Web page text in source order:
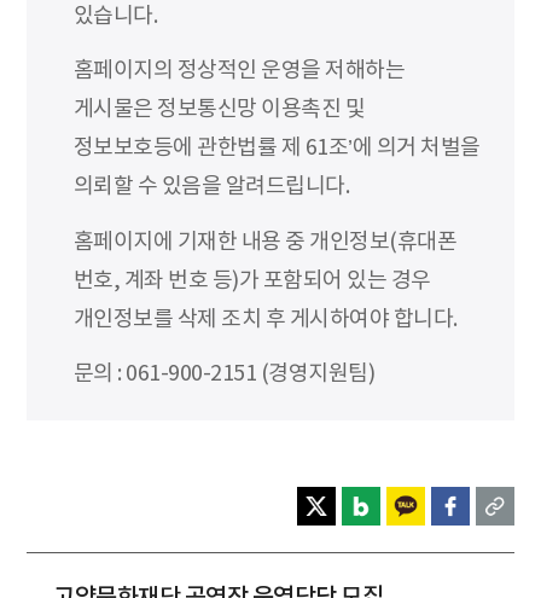
있습니다.
홈페이지의 정상적인 운영을 저해하는
게시물은 정보통신망 이용촉진 및
정보보호등에 관한법률 제 61조’에 의거 처벌을
의뢰할 수 있음을 알려드립니다.
홈페이지에 기재한 내용 중 개인정보(휴대폰
번호, 계좌 번호 등)가 포함되어 있는 경우
개인정보를 삭제 조치 후 게시하여야 합니다.
문의 : 061-900-2151 (경영지원팀)